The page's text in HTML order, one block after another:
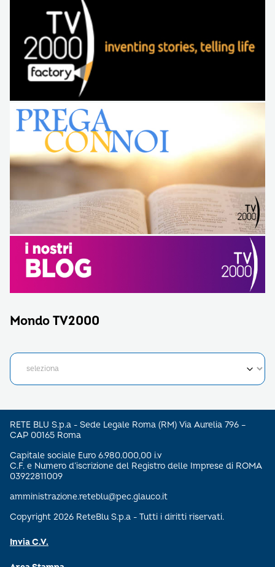
Mondo TV2000
RETE BLU S.p.a - Sede Legale Roma (RM) Via Aurelia 796 –
CAP 00165 Roma
Capitale sociale Euro 6.980.000,00 i.v
C.F. e Numero d’iscrizione del Registro delle Imprese di ROMA
03922811009
amministrazione.reteblu@pec.glauco.it
Copyright 2026 ReteBlu S.p.a - Tutti i diritti riservati.
Invia C.V.